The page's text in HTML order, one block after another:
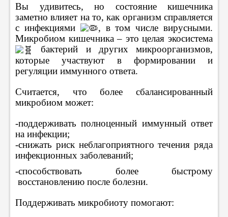
Вы удивитесь, но состояние кишечника
заметно влияет на то, как организм справляется
с инфекциями
, в том числе вирусными.
Микробиом кишечника – это целая экосистема
бактерий и других микроорганизмов,
которые участвуют в формировании и
регуляции иммунного ответа.
Считается, что более сбалансированный
микробиом может:
-поддерживать полноценный иммунный ответ
на инфекции;
-снижать риск неблагоприятного течения ряда
инфекционных заболеваний;
-способствовать более быстрому
восстановлению после болезни.
Поддерживать микробиоту помогают: